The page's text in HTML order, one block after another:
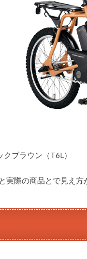
ブラウン（T6L）
実際の商品とで見え方